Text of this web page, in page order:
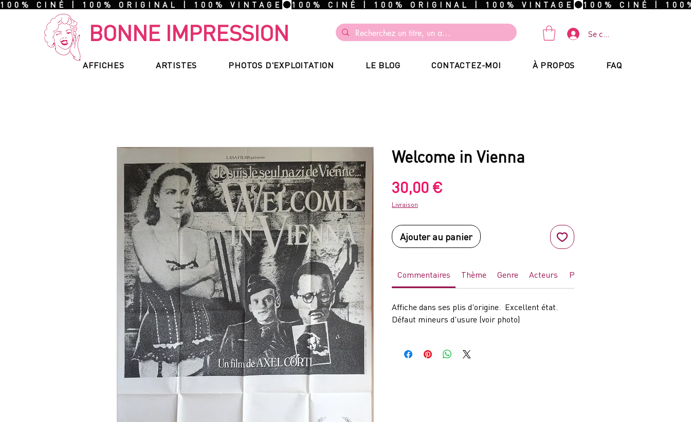
100% CINÉ | 100% ORIGINAL | 100% VINTAGE
BONNE IMPRESSION Se connecter
AFFICHES ARTISTES PHOTOS D'EXPLOITATION LE BLOG CONTACTEZ-MOI À PROPOS FAQ
Welcome in Vienna
30,00 €Prix
Livraison
Ajouter au panier
Commentaires Thème Genre Acteurs Pays
Affiche dans ses plis d'origine. Excellent état.
Défaut mineurs d'usure (voir photo)